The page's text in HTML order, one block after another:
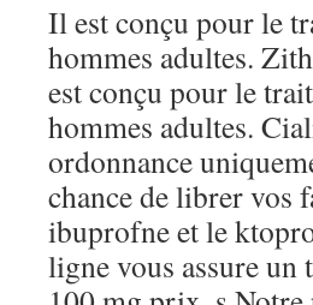
Il est conçu pour le
hommes adultes.
est conçu pour le
hommes adultes.
ordonnance
chance de librer vos
ibuprofne et le
ligne vous assure un